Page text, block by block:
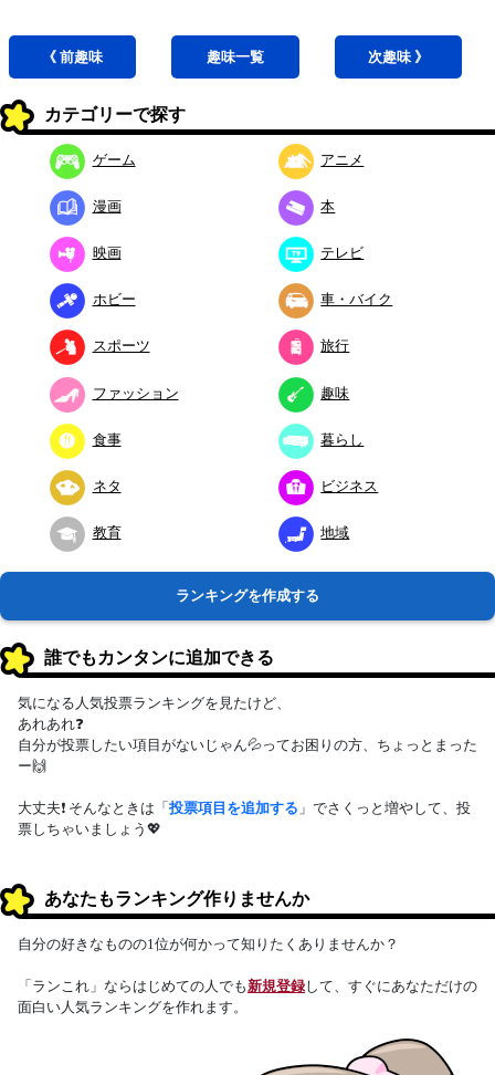
《 前趣味 趣味一覧 次趣味》
カテゴリーで探す
ゲーム アニメ
漫画 本
映画 テレビ
ホビー 車・バイク
スポーツ 旅行
ファッション 趣味
食事 暮らし
ネタ ビジネス
教育 地域
ランキングを作成する
誰でもカンタンに追加できる
気になる人気投票ランキングを見たけど、
あれあれ❓
自分が投票したい項目がないじゃん💦ってお困りの方、ちょっとまった
ー🙌
大丈夫❗ そんなときは「投票項目を追加する 」でさくっと増やして、投
票しちゃいましょう💖
あなたもランキング作りませんか
自分の好きなものの1位が何かって知りたくありませんか？
「ランこれ」ならはじめての人でも新規登録して、すぐにあなただけの
面白い人気ランキングを作れます。